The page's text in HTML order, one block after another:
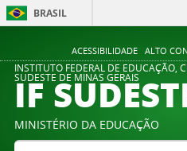
ACESSIBILIDADE ALTO
BRASIL
INSTITUTO FEDERAL DE EDUCAÇÃO,
SUDESTE DE MINAS GERAIS
IF
MINISTÉRIO DA EDUCAÇÃO
Buscar no portal